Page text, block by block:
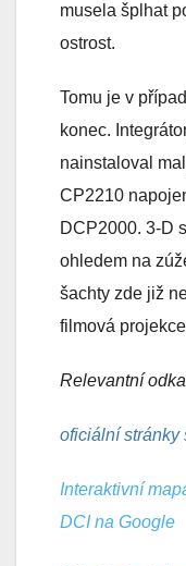
musela šplhat
ostrost.
Tomu je v
konec.
nainstaloval
CP2210
DCP2000. 3-D
ohledem na
šachty zde již
filmová
Relevantní
oficiální stránky
Interaktivní
DCI na Google